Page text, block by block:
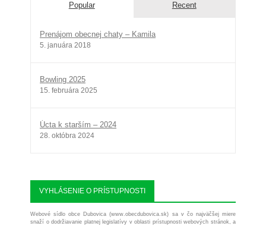
Popular Recent
Prenájom obecnej chaty – Kamila
5. januára 2018
Bowling 2025
15. februára 2025
Úcta k starším – 2024
28. októbra 2024
VYHLÁSENIE O PRÍSTUPNOSTI
Webové sídlo obce Dubovica (www.obecdubovica.sk) sa v čo najväčšej miere
snaží o dodržiavanie platnej legislatívy v oblasti prístupnosti webových stránok, a